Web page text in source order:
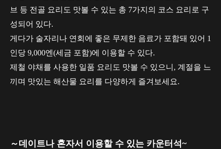
브 등 전골 요리도 맛볼 수 있는 총 7가지의 코스 요리로 구
성되어 있다.
게다가 술자리나 연회에 좋은 무제한 음료가 포함돼 있어 1
인당 9,000엔(세금 포함)에 이용할 수 있다.
제철 야채를 사용한 일품 요리도 맛볼 수 있으니, 계절을 느
끼며 맛있는 해산물 요리를 다양하게 즐겨보세요.
～데이트나 혼자서 이용할 수 있는 카운터석~